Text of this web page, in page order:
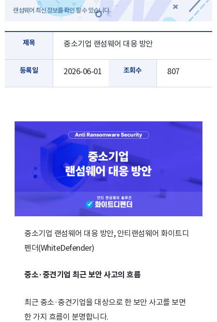
랜섬웨어 최신 정보를 확인 할 수 있습니다.
제목 중소기업 랜섬웨어 대응 방안
등록일 2026-06-01 조회수 807
중소기업 랜섬웨어 대응 방안, 안티랜섬웨어 화이트디
펜더(WhiteDefender)
중소·중견기업 최근 보안 사고의 흐름
최근 중소·중견기업을 대상으로 한 보안 사고를 보면
한 가지 흐름이 분명합니다.